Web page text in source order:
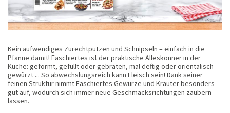
Kein aufwendiges Zurechtputzen und Schnipseln – einfach in die
Pfanne damit! Faschiertes ist der praktische Alleskönner in der
Küche: geformt, gefüllt oder gebraten, mal deftig oder orientalisch
gewürzt ... So abwechslungsreich kann Fleisch sein! Dank seiner
feinen Struktur nimmt Faschiertes Gewürze und Kräuter besonders
gut auf, wodurch sich immer neue Geschmacksrichtungen zaubern
lassen.